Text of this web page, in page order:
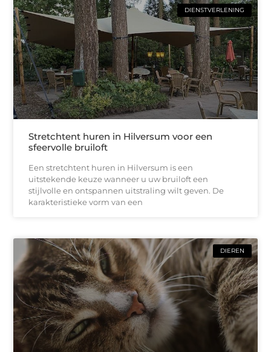
DIENSTVERLENING
Stretchtent huren in Hilversum voor een
sfeervolle bruiloft
Een stretchtent huren in Hilversum is een
uitstekende keuze wanneer u uw bruiloft een
stijlvolle en ontspannen uitstraling wilt geven. De
karakteristieke vorm van een
DIEREN